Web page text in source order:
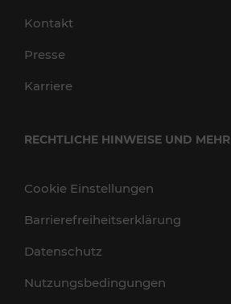
Kontakt
Presse
Karriere
RECHTLICHE HINWEISE UND MEHR
Cookie Einstellungen
Barrierefreiheitserklärung
Datenschutz
Nutzungsbedingungen